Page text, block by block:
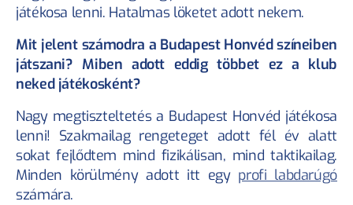
játékosa lenni. Hatalmas löketet adott nekem.
Mit jelent számodra a Budapest Honvéd színeiben
játszani? Miben adott eddig többet ez a klub
neked játékosként?
Nagy megtiszteltetés a Budapest Honvéd játékosa
lenni! Szakmailag rengeteget adott fél év alatt
sokat fejlődtem mind fizikálisan, mind taktikailag.
Minden körülmény adott itt egy profi labdarúgó
számára.